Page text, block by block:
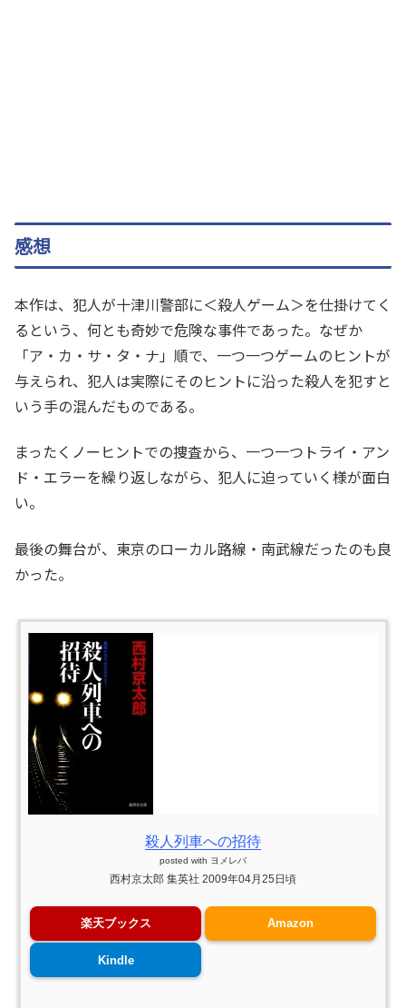
感想
本作は、犯人が十津川警部に＜殺人ゲーム＞を仕掛けてく
るという、何とも奇妙で危険な事件であった。なぜか
「ア・カ・サ・タ・ナ」順で、一つ一つゲームのヒントが
与えられ、犯人は実際にそのヒントに沿った殺人を犯すと
いう手の混んだものである。
まったくノーヒントでの捜査から、一つ一つトライ・アン
ド・エラーを繰り返しながら、犯人に迫っていく様が面白
い。
最後の舞台が、東京のローカル路線・南武線だったのも良
かった。
殺人列車への招待
posted with ヨメレバ
西村京太郎 集英社 2009年04月25日頃
楽天ブックス Amazon
Kindle